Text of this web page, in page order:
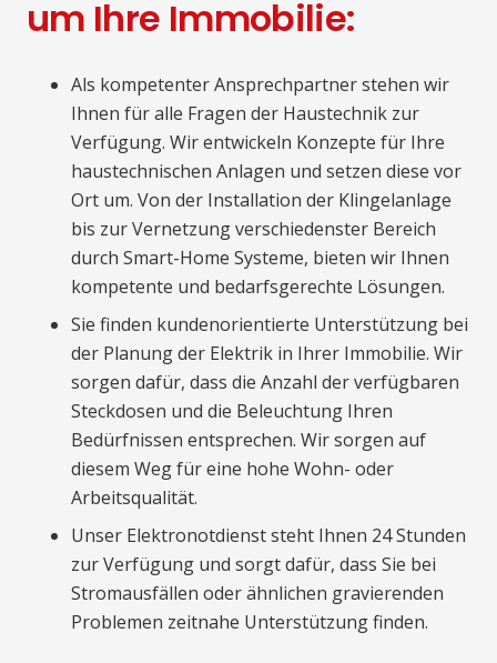
um Ihre Immobilie:
Als kompetenter Ansprechpartner stehen wir
Ihnen für alle Fragen der Haustechnik zur
Verfügung. Wir entwickeln Konzepte für Ihre
haustechnischen Anlagen und setzen diese vor
Ort um. Von der Installation der Klingelanlage
bis zur Vernetzung verschiedenster Bereich
durch Smart-Home Systeme, bieten wir Ihnen
kompetente und bedarfsgerechte Lösungen.
Sie finden kundenorientierte Unterstützung bei
der Planung der Elektrik in Ihrer Immobilie. Wir
sorgen dafür, dass die Anzahl der verfügbaren
Steckdosen und die Beleuchtung Ihren
Bedürfnissen entsprechen. Wir sorgen auf
diesem Weg für eine hohe Wohn- oder
Arbeitsqualität.
Unser Elektronotdienst steht Ihnen 24 Stunden
zur Verfügung und sorgt dafür, dass Sie bei
Stromausfällen oder ähnlichen gravierenden
Problemen zeitnahe Unterstützung finden.